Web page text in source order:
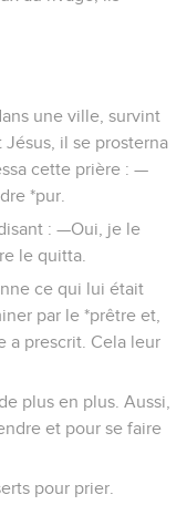
une ville, survint
il se prosterna
cette prière : —
*pur.
: —Oui, je le
le quitta.
ce qui lui était
par le *prêtre et,
a prescrit. Cela leur
plus en plus. Aussi,
et pour se faire
pour prier.